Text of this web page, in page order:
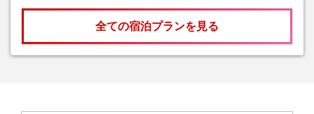
全ての宿泊プランを見る